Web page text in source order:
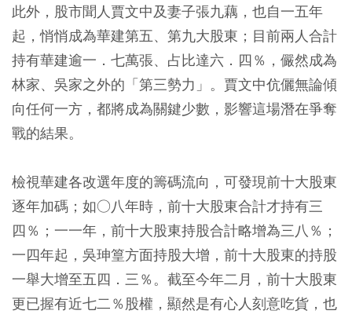
此外，股市聞人賈文中及妻子張九藕，也自一五年
起，悄悄成為華建第五、第九大股東；目前兩人合計
持有華建逾一．七萬張、占比達六．四％，儼然成為
林家、吳家之外的「第三勢力」。賈文中伉儷無論傾
向任何一方，都將成為關鍵少數，影響這場潛在爭奪
戰的結果。
檢視華建各改選年度的籌碼流向，可發現前十大股東
逐年加碼；如○八年時，前十大股東合計才持有三
四％；一一年，前十大股東持股合計略增為三八％；
一四年起，吳珅篁方面持股大增，前十大股東的持股
一舉大增至五四．三％。截至今年二月，前十大股東
更已握有近七二％股權，顯然是有心人刻意吃貨，也